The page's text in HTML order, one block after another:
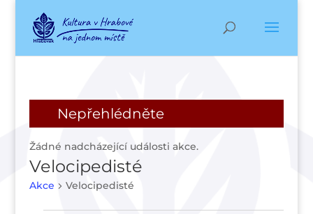
Nepřehlédněte
Žádné nadcházející události akce.
Velocipedisté
Akce Velocipedisté